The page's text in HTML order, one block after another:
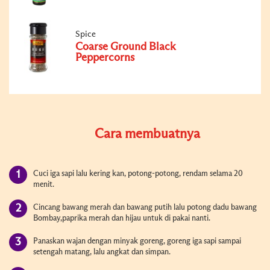
Spice
Coarse Ground Black
Peppercorns
Cara membuatnya
Cuci iga sapi lalu kering kan, potong-potong, rendam selama 20
menit.
Cincang bawang merah dan bawang putih lalu potong dadu bawang
Bombay,paprika merah dan hijau untuk di pakai nanti.
Panaskan wajan dengan minyak goreng, goreng iga sapi sampai
setengah matang, lalu angkat dan simpan.